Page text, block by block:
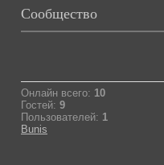
Сообщество
Онлайн всего: 10
Гостей: 9
Пользователей: 1
Bunis